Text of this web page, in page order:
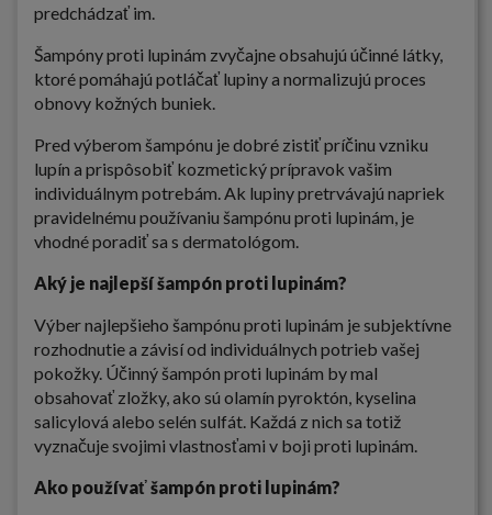
predchádzať im.
Šampóny proti lupinám zvyčajne obsahujú účinné látky,
ktoré pomáhajú potláčať lupiny a normalizujú proces
obnovy kožných buniek.
Pred výberom šampónu je dobré zistiť príčinu vzniku
lupín a prispôsobiť kozmetický prípravok vašim
individuálnym potrebám. Ak lupiny pretrvávajú napriek
pravidelnému používaniu šampónu proti lupinám, je
vhodné poradiť sa s dermatológom.
Aký je najlepší šampón proti lupinám?
Výber najlepšieho šampónu proti lupinám je subjektívne
rozhodnutie a závisí od individuálnych potrieb vašej
pokožky. Účinný šampón proti lupinám by mal
obsahovať zložky, ako sú olamín pyroktón, kyselina
salicylová alebo selén sulfát. Každá z nich sa totiž
vyznačuje svojimi vlastnosťami v boji proti lupinám.
Ako používať šampón proti lupinám?